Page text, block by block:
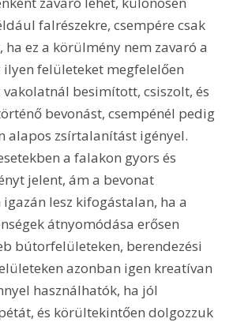
falrészekre, csempére csak
ez a körülmény nem zavaró a
ilyen felületeket megfelelően
vakolatnál besimított, csiszolt, és
bevonást, csempénél pedig
alapos zsírtalanítást igényel.
a falakon gyors és
jelent, ám a bevonat
lesz kifogástalan, ha a
átnyomódása erősen
bútorfelületeken, berendezési
azonban igen kreatívan
használhatók, ha jól
és körültekintően dolgozzuk